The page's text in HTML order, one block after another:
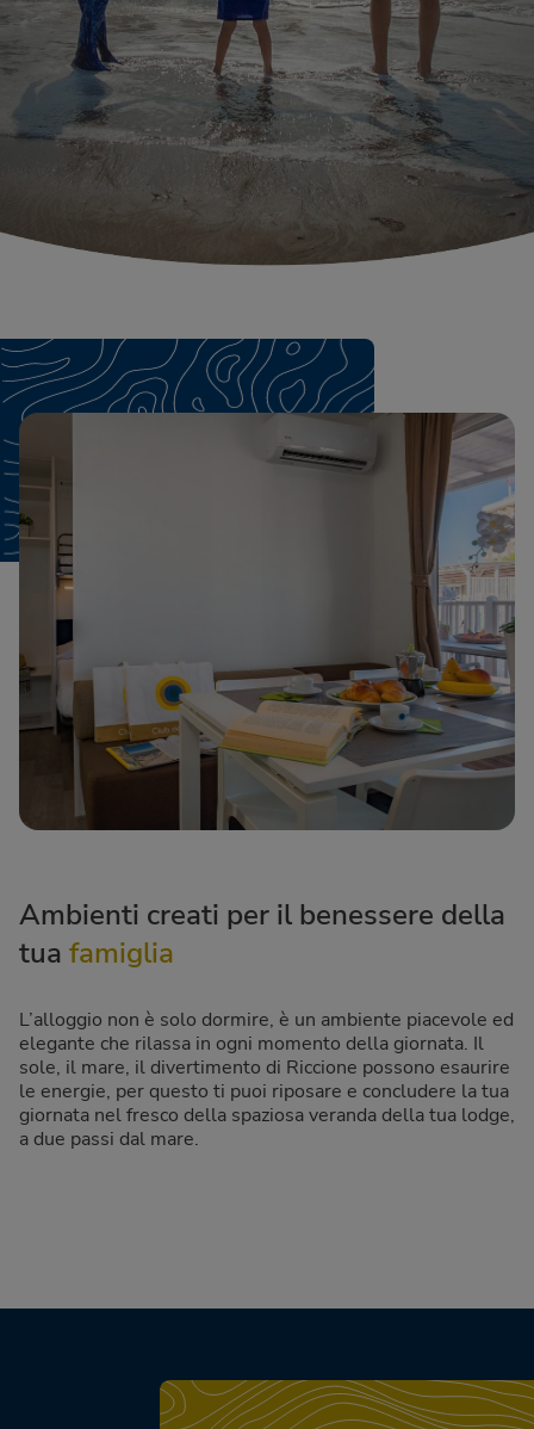
Ambienti creati per il benessere della
tua famiglia
L’alloggio non è solo dormire, è un ambiente piacevole ed
elegante che rilassa in ogni momento della giornata. Il
sole, il mare, il divertimento di Riccione possono esaurire
le energie, per questo ti puoi riposare e concludere la tua
giornata nel fresco della spaziosa veranda della tua lodge,
a due passi dal mare.